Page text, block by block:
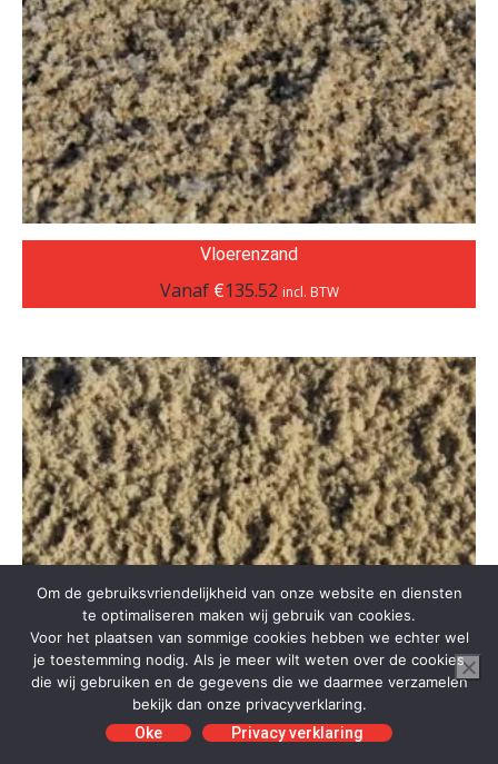
Vloerenzand
Vanaf €135.52 incl. BTW
Om de gebruiksvriendelijkheid van onze website en diensten
te optimaliseren maken wij gebruik van cookies.
Voor het plaatsen van sommige cookies hebben we echter wel
je toestemming nodig. Als je meer wilt weten over de cookies
die wij gebruiken en de gegevens die we daarmee verzamelen
bekijk dan onze privacyverklaring.
Oke
Privacy verklaring